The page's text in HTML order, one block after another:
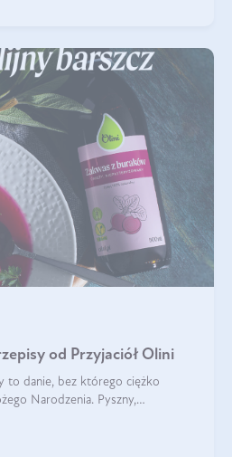
od Przyjaciół Olini
to danie, bez którego ciężko
Narodzenia. Pyszny,